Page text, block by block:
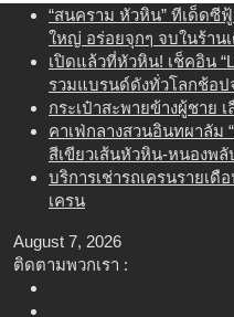
content
“สนคราม หัวหิน” ทีเด็ดซี
ใหญ่ อร่อยจุกๆ จบในร้าน
เปิดแล้วที่หัวหิน! เช็คอิน
รวมแบรนด์ดังทั่วโลกช้อป
กระเป๋าสะพายข้างผู้ชาย
คาเฟ่กลางสวนอินทผาลัม
สีเขียวเส้นหัวหิน-หนองพ
บริการเช่ารถเครนรายเดื
เครน
August 7, 2026
ติดตามพวกเรา :